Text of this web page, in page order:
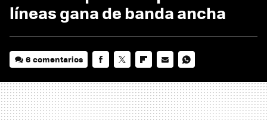
líneas gana de banda ancha
6 comentarios
MAIL